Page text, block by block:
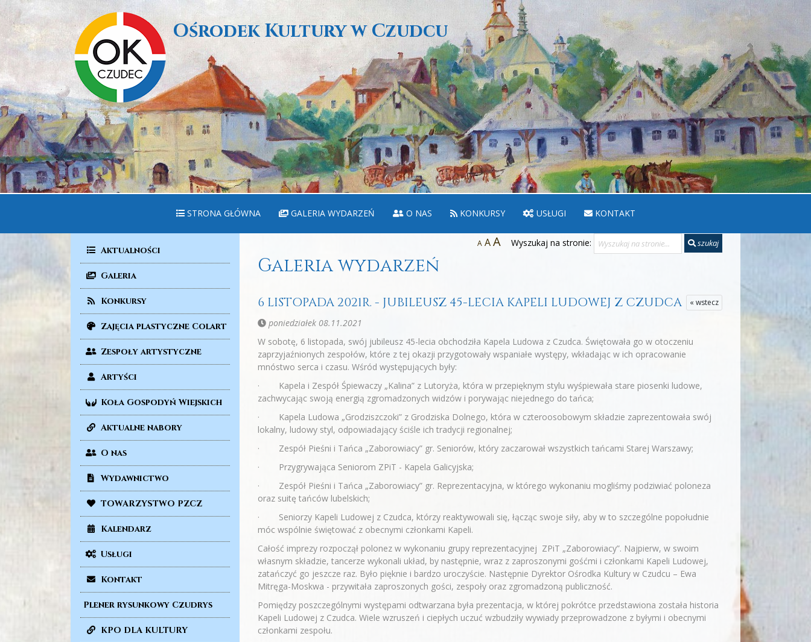
Ośrodek Kultury w Czudcu
STRONA GŁÓWNA GALERIA WYDARZEŃ O NAS KONKURSY USŁUGI KONTAKT
Aktualności
Galeria
Konkursy
Zajęcia plastyczne Colart
Zespoły artystyczne
Artyści
Koła Gospodyń Wiejskich
Aktualne nabory
O nas
Wydawnictwo
TOWARZYSTWO PZCZ
Kalendarz
Usługi
Kontakt
Plener rysunkowy Czudrys
KPO DLA KULTURY
A AA Wyszukaj na stronie: szukaj
Galeria wydarzeń
« wstecz
6 LISTOPADA 2021R. - JUBILEUSZ 45-LECIA KAPELI LUDOWEJ Z CZUDCA
poniedziałek 08.11.2021
W sobotę, 6 listopada, swój jubileusz 45-lecia obchodziła Kapela Ludowa z Czudca. Świętowała go w otoczeniu
zaprzyjaźnionych zespołów, które z tej okazji przygotowały wspaniałe występy, wkładając w ich opracowanie
mnóstwo serca i czasu. Wśród występujących były:
· Kapela i Zespół Śpiewaczy „Kalina” z Lutoryża, która w przepięknym stylu wyśpiewała stare piosenki ludowe,
zachwycając swoją energią zgromadzonych widzów i porywając niejednego do tańca;
· Kapela Ludowa „Grodziszczoki” z Grodziska Dolnego, która w czteroosobowym składzie zaprezentowała swój
lokalny, ludowy styl, odpowiadający ściśle ich tradycji regionalnej;
· Zespół Pieśni i Tańca „Zaborowiacy” gr. Seniorów, który zaczarował wszystkich tańcami Starej Warszawy;
· Przygrywająca Seniorom ZPiT - Kapela Galicyjska;
· Zespół Pieśni i Tańca „Zaborowiacy” gr. Reprezentacyjna, w którego wykonaniu mogliśmy podziwiać poloneza
oraz suitę tańców lubelskich;
· Seniorzy Kapeli Ludowej z Czudca, którzy reaktywowali się, łącząc swoje siły, aby w to szczególne popołudnie
móc wspólnie świętować z obecnymi członkami Kapeli.
Całość imprezy rozpoczął polonez w wykonaniu grupy reprezentacyjnej ZPiT „Zaborowiacy”. Najpierw, w swoim
własnym składzie, tancerze wykonali układ, by następnie, wraz z zaproszonymi gośćmi i członkami Kapeli Ludowej,
zatańczyć go jeszcze raz. Było pięknie i bardzo uroczyście. Następnie Dyrektor Ośrodka Kultury w Czudcu – Ewa
Mitręga-Moskwa - przywitała zaproszonych gości, zespoły oraz zgromadzoną publiczność.
Pomiędzy poszczególnymi występami odtwarzana była prezentacja, w której pokrótce przedstawiona została historia
Kapeli Ludowej z Czudca. Wiele wzruszeń i ciepłych uczuć wzbudziły wywiady przeprowadzone z byłymi i obecnymi
członkami zespołu.